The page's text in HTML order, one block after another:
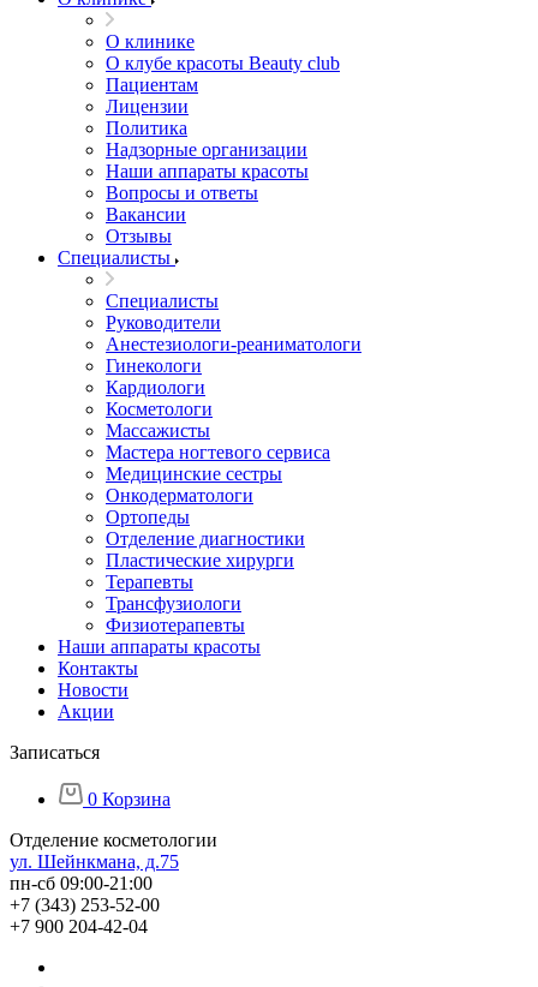
О клинике
О клубе красоты Beauty club
Пациентам
Лицензии
Политика
Надзорные организации
Наши аппараты красоты
Вопросы и ответы
Вакансии
Отзывы
Специалисты
Специалисты
Руководители
Анестезиологи-реаниматологи
Гинекологи
Кардиологи
Косметологи
Массажисты
Мастера ногтевого сервиса
Медицинские сестры
Онкодерматологи
Ортопеды
Отделение диагностики
Пластические хирурги
Терапевты
Трансфузиологи
Физиотерапевты
Наши аппараты красоты
Контакты
Новости
Акции
Записаться
0 Корзина
Отделение косметологии
ул. Шейнкмана, д.75
пн-сб 09:00-21:00
+7 (343) 253-52-00
+7 900 204-42-04